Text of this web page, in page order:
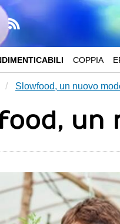
COPPIA
Slowfood, un nuovo
un